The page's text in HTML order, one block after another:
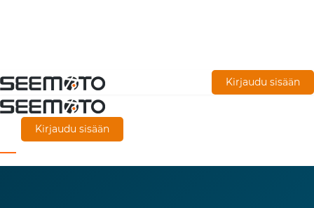
Siirry
pääsisältöön
Kirjaudu sisään
Kirjaudu sisään